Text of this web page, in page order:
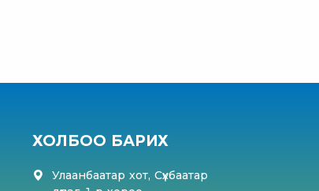
ХОЛБОО БАРИХ
Улаанбаатар хот, Сүхбаатар